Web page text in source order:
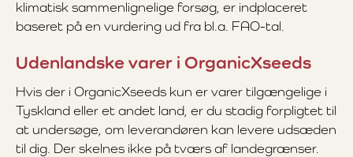
klimatisk sammenlignelige forsøg, er indplaceret
baseret på en vurdering ud fra bl.a. FAO-tal.
Udenlandske varer i OrganicXseeds
Hvis der i OrganicXseeds kun er varer tilgængelige i
Tyskland eller et andet land, er du stadig forpligtet til
at undersøge, om leverandøren kan levere udsæden
til dig. Der skelnes ikke på tværs af landegrænser.